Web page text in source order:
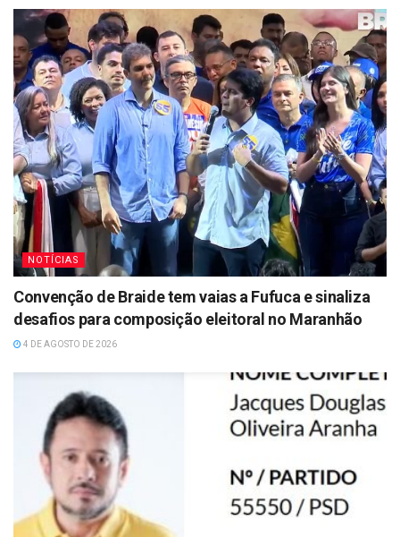
NOTÍCIAS
Convenção de Braide tem vaias a Fufuca e sinaliza
desafios para composição eleitoral no Maranhão
4 DE AGOSTO DE 2026